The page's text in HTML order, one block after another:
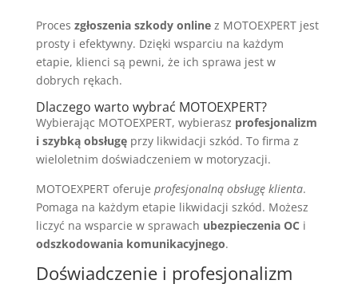
Proces zgłoszenia szkody onlinez MOTOEXPERT jest
prosty i efektywny. Dzięki wsparciu na każdym
etapie, klienci są pewni, że ich sprawa jest w
dobrych rękach.
Dlaczego warto wybrać MOTOEXPERT?
Wybierając MOTOEXPERT, wybierasz profesjonalizm
i szybką obsługęprzy likwidacji szkód. To firma z
wieloletnim doświadczeniem w motoryzacji.
MOTOEXPERT oferuje profesjonalną obsługę klienta.
Pomaga na każdym etapie likwidacji szkód. Możesz
liczyć na wsparcie w sprawach ubezpieczenia OC i
odszkodowania komunikacyjnego.
Doświadczenie i profesjonalizm